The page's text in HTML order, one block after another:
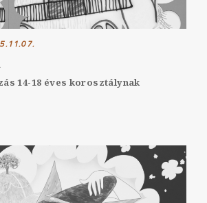
14-18 éves korosztálynak